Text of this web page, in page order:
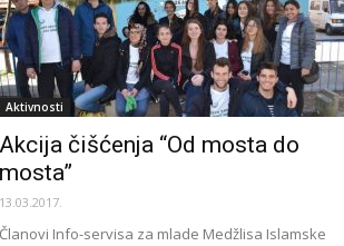
Aktivnosti
Akcija čišćenja “Od mosta do
mosta”
13.03.2017.
Članovi Info-servisa za mlade Medžlisa Islamske